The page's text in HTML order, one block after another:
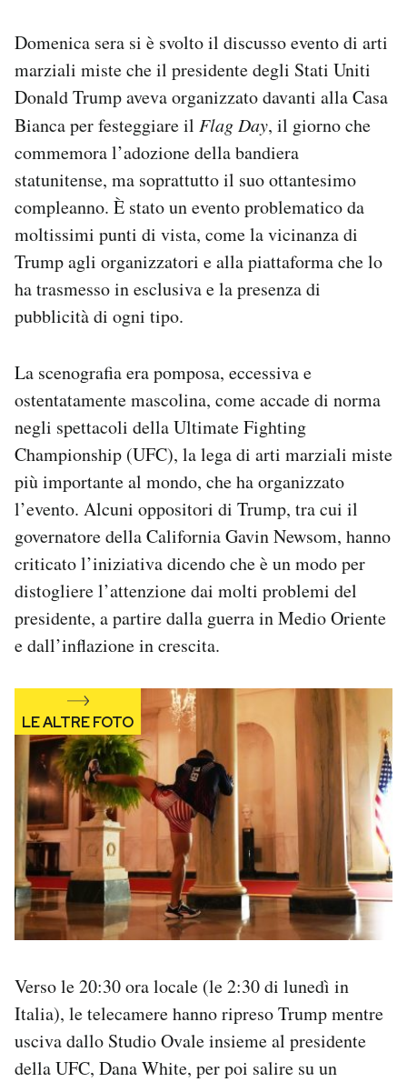
Newsletter
Notifiche mobile
Regala il Post
Hai bisogno di aiuto?
Esci
Domenica sera si è svolto il discusso evento di arti
marziali miste che il presidente degli Stati Uniti
Donald Trump aveva organizzato davanti alla Casa
Bianca per festeggiare il Flag Day, il giorno che
commemora l’adozione della bandiera
statunitense, ma soprattutto il suo ottantesimo
compleanno. È stato un evento problematico da
moltissimi punti di vista, come la vicinanza di
Trump agli organizzatori e alla piattaforma che lo
ha trasmesso in esclusiva e la presenza di
pubblicità di ogni tipo.
La scenografia era pomposa, eccessiva e
ostentatamente mascolina, come accade di norma
negli spettacoli della Ultimate Fighting
Championship (UFC), la lega di arti marziali miste
più importante al mondo, che ha organizzato
l’evento. Alcuni oppositori di Trump, tra cui il
governatore della California Gavin Newsom, hanno
criticato l’iniziativa dicendo che è un modo per
distogliere l’attenzione dai molti problemi del
presidente, a partire dalla guerra in Medio Oriente
e dall’inflazione in crescita.
Verso le 20:30 ora locale (le 2:30 di lunedì in
Italia), le telecamere hanno ripreso Trump mentre
usciva dallo Studio Ovale insieme al presidente
della UFC, Dana White, per poi salire su un